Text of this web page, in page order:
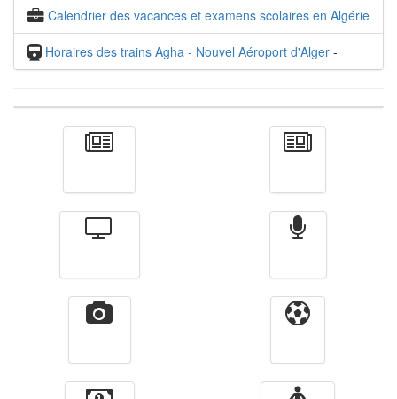
Calendrier des vacances et examens scolaires en Algérie
Horaires des trains Agha - Nouvel Aéroport d'Alger -